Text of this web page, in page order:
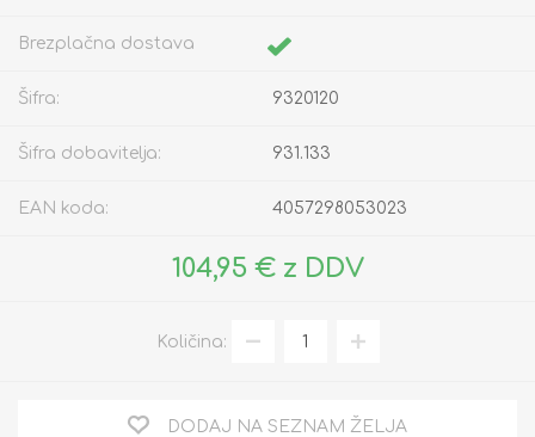
Brezplačna dostava
Šifra: 9320120
Šifra dobavitelja: 931.133
EAN koda: 4057298053023
104,95 € z DDV
Količina:
DODAJ NA SEZNAM ŽELJA